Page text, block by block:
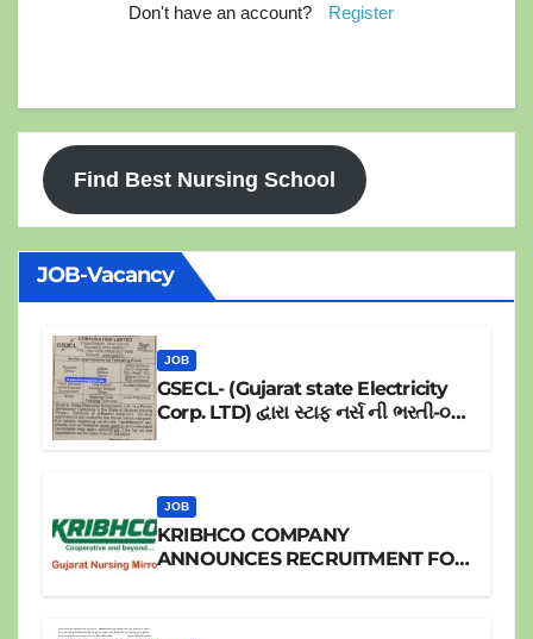
Don't have an account? Register
Find Best Nursing School
JOB-Vacancy
JOB
GSECL- (Gujarat state Electricity
Corp. LTD) દ્વારા સ્ટાફ નર્સ ની ભરતી-૦૪
JOB
KRIBHCO COMPANY
ANNOUNCES RECRUITMENT FOR